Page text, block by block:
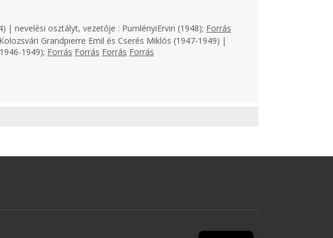
| nevelési osztályt, vezetője : PumlényiErvin (1948); Forrás
Grandpierre Emil és Cserés Miklós (1947-1949) |
1949); Forrás Forrás Forrás Forrás